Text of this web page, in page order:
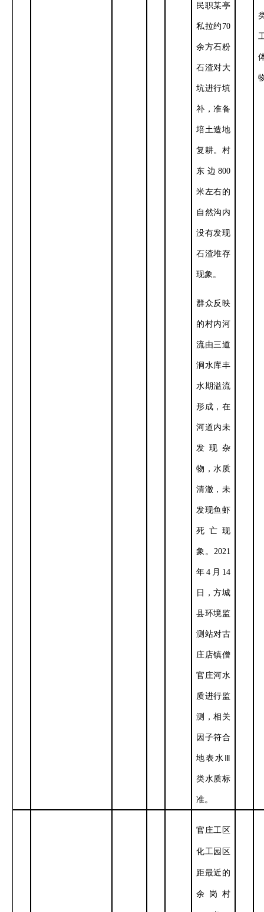
民职某亭
私拉约 70
余方石粉
石渣对大
坑进行填
补，准备
培土造地
复耕。村
东边 800
米左右的
自然沟内
没有发现
石渣堆存
现象。
群众反映
的村内河
流由三道
涧水库丰
水期溢流
形成，在
河道内未
发现杂
物，水质
清澈，未
发现鱼虾
死亡现
象。 2021
年4 月 14
日，方城
县环境监
测站对古
庄店镇僧
官庄河水
质进行监
测，相关
因子符合
地表水Ⅲ
类水质标
准。
官庄工区
化工园区
距最近的
余岗村